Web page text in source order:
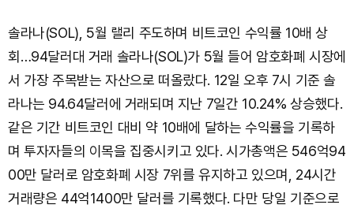
솔라나(SOL), 5월 랠리 주도하며 비트코인 수익률 10배 상
회…94달러대 거래 솔라나(SOL)가 5월 들어 암호화폐 시장에
서 가장 주목받는 자산으로 떠올랐다. 12일 오후 7시 기준 솔
라나는 94.64달러에 거래되며 지난 7일간 10.24% 상승했다.
같은 기간 비트코인 대비 약 10배에 달하는 수익률을 기록하
며 투자자들의 이목을 집중시키고 있다. 시가총액은 546억94
00만 달러로 암호화폐 시장 7위를 유지하고 있으며, 24시간
거래량은 44억1400만 달러를 기록했다. 다만 당일 기준으로